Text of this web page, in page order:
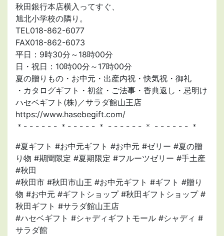
秋田銀行本店横入ってすぐ、
旭北小学校の隣り。
TEL018-862-6077
FAX018-862-6073
平日：9時30分～18時00分
日・祝日：10時00分～17時00分
夏の贈りもの・お中元・出産内祝・快気祝・御礼
・カタログギフト・初盆・ご法事・香典返し・忌明け
ハセベギフト(株)／サラダ館山王店
https://www.hasebegift.com/
＊- - - - - - ＊- - - - - ＊ - - - - - - ＊ - - - - - - ＊
#夏ギフト #お中元ギフト #お中元 #ゼリー #夏の贈
り物 #期間限定 #夏期限定 #フルーツゼリー #手土産
#秋田
#秋田市 #秋田市山王 #お中元ギフト #ギフト #贈り
物 #お中元 #ギフトショップ #秋田ギフトショップ #
秋田ギフト #サラダ館山王店
#ハセベギフト #シャディギフトモール #シャディ #
サラダ館